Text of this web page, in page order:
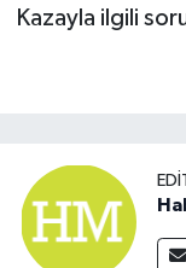
Kazayla ilgili